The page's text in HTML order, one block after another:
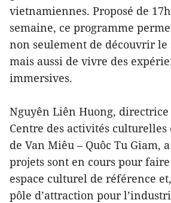
vietnamiennes. Proposé de
semaine, ce programme
non seulement de découvrir
mais aussi de vivre des
immersives.
Nguyên Liên Huong,
Centre des activités
de Van Miêu – Quôc Tu Giam,
projets sont en cours pour
espace culturel de référence
pôle d’attraction pour